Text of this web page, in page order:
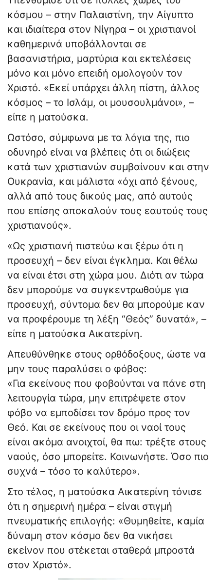
κόσμου – στην Παλαιστίνη, την Αίγυπτο
και ιδιαίτερα στον Νίγηρα – οι χριστιανοί
καθημερινά υποβάλλονται σε
βασανιστήρια, μαρτύρια και εκτελέσεις
μόνο και μόνο επειδή ομολογούν τον
Χριστό. «Εκεί υπάρχει άλλη πίστη, άλλος
κόσμος – το Ισλάμ, οι μουσουλμάνοι», –
είπε η ματούσκα.
Ωστόσο, σύμφωνα με τα λόγια της, πιο
οδυνηρό είναι να βλέπεις ότι οι διώξεις
κατά των χριστιανών συμβαίνουν και στην
Ουκρανία, και μάλιστα «όχι από ξένους,
αλλά από τους δικούς μας, από αυτούς
που επίσης αποκαλούν τους εαυτούς τους
χριστιανούς».
«Ως χριστιανή πιστεύω και ξέρω ότι η
προσευχή – δεν είναι έγκλημα. Και θέλω
να είναι έτσι στη χώρα μου. Διότι αν τώρα
δεν μπορούμε να συγκεντρωθούμε για
προσευχή, σύντομα δεν θα μπορούμε καν
να προφέρουμε τη λέξη “Θεός” δυνατά», –
είπε η ματούσκα Αικατερίνη.
Απευθύνθηκε στους ορθόδοξους, ώστε να
μην τους παραλύσει ο φόβος:
«Για εκείνους που φοβούνται να πάνε στη
λειτουργία τώρα, μην επιτρέψετε στον
φόβο να εμποδίσει τον δρόμο προς τον
Θεό. Και σε εκείνους που οι ναοί τους
είναι ακόμα ανοιχτοί, θα πω: τρέξτε στους
ναούς, όσο μπορείτε. Κοινωνήστε. Όσο πιο
συχνά – τόσο το καλύτερο».
Στο τέλος, η ματούσκα Αικατερίνη τόνισε
ότι η σημερινή ημέρα – είναι στιγμή
πνευματικής επιλογής: «Θυμηθείτε, καμία
δύναμη στον κόσμο δεν θα νικήσει
εκείνον που στέκεται σταθερά μπροστά
στον Χριστό».